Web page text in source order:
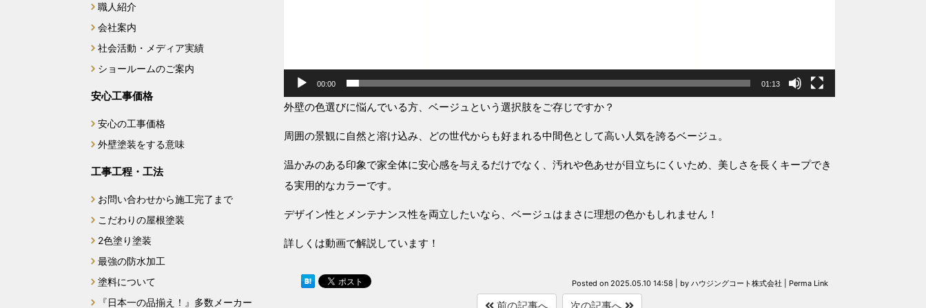
00:00 01:13
外壁の色選びに悩んでいる方、ベージュという選択肢をご存じですか？
周囲の景観に自然と溶け込み、どの世代からも好まれる中間色として高い人気を誇るベージュ。
温かみのある印象で家全体に安心感を与えるだけでなく、汚れや色あせが目立ちにくいため、美しさを長くキープでき
る実用的なカラーです。
デザイン性とメンテナンス性を両立したいなら、ベージュはまさに理想の色かもしれません！
詳しくは動画で解説しています！
Posted on 2025.05.10 14:58 by ハウジングコート株式会社 Perma Link
前の記事へ 次の記事へ
2025年1月
2024年11月
2024年10月
2024年7月
2024年6月
2024年4月
職人紹介
会社案内
社会活動・メディア実績
ショールームのご案内
安心工事価格
安心の工事価格
外壁塗装をする意味
工事工程・工法
お問い合わせから施工完了まで
こだわりの屋根塗装
2色塗り塗装
最強の防水加工
塗料について
『日本一の品揃え！』多数メーカー